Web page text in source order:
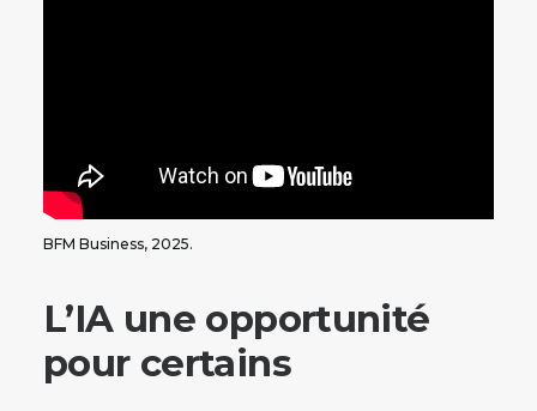
BFM Business, 2025.
L’IA une opportunité
pour certains